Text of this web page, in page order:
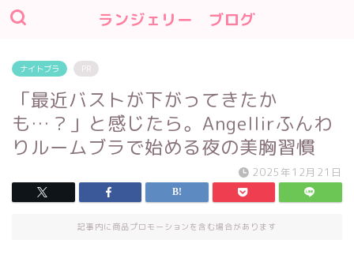
ランジェリー ブログ
ナイトブラ PR
「最近バストが下がってきたか
も…？」と感じたら。Angellirふんわ
りルームブラで始める夜の美胸習慣
2025年12月21日
記事内に商品プロモーションを含む場合があります